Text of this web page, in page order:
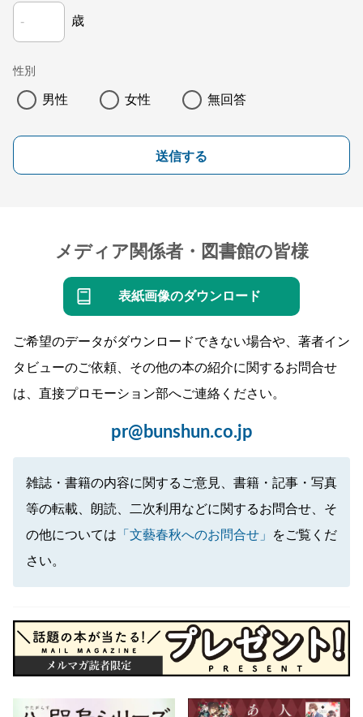
歳
性別
男性 女性 無回答
送信する
メディア関係者・図書館の皆様
表紙画像のダウンロード
ご希望のデータがダウンロードできない場合や、著者イン
タビューのご依頼、その他の本の紹介に関するお問合せ
は、直接プロモーション部へご連絡ください。
pr@bunshun.co.jp
雑誌・書籍の内容に関するご意見、書籍・記事・写真
等の転載、朗読、二次利用などに関するお問合せ、そ
の他については 「文藝春秋へのお問合せ」
をご覧くだ
さい。